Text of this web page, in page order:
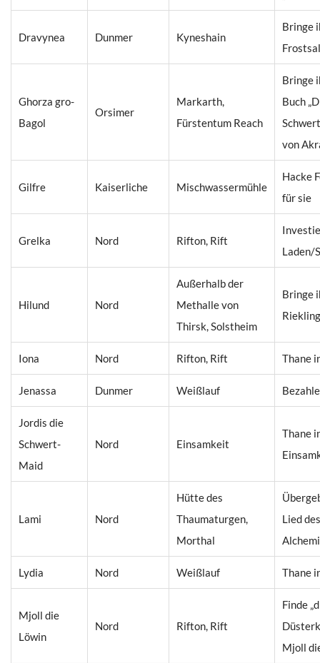
Dravynea Dunmer Kyneshain
Bringe
Ghorza gro-
Bagol
Orsimer
Markarth,
Fürstentum Reach
Bringe
Buch
von
Gilfre Kaiserliche Mischwassermühle
Hacke
für sie
Grelka Nord Rifton, Rift
Laden/
Hilund Nord
Außerhalb der
Methalle von
Thirsk, Solstheim
Bringe
Iona Nord Rifton, Rift Thane
Jenassa Dunmer Weißlauf
Jordis die
Schwert-
Maid
Nord Einsamkeit
Thane
Lami Nord
Hütte des
Thaumaturgen,
Morthal
Lied des
Lydia Nord Weißlauf Thane
Mjoll die
Löwin
Nord Rifton, Rift
Finde
Mjoll